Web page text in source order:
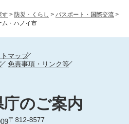
す > 防災・くらし > パスポート・国際交流 >
ム・ハノイ市
マップ
免責事項・リンク等
のご案内
〒812-8577